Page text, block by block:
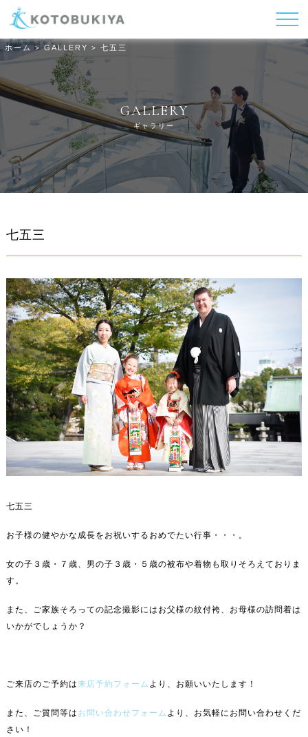
ホーム >GALLERY > 七五三
GALLERY
ギャラリー
七五三
七五三
お子様の健やかな成長をお祝いするおめでたい行事・・・。
女の子３歳・７歳、男の子３歳・５歳の被布や着物も取りそろえておりま
す。
また、ご家族そろっての記念撮影にはお父様の紋付袴、お母様の訪問着は
いかがでしょうか？
ご来店のご予約は来店予約フォーム より、お願いいたします！
また、ご質問等は お問い合わせフォーム より、お気軽にお問い合わせくだ
さい！